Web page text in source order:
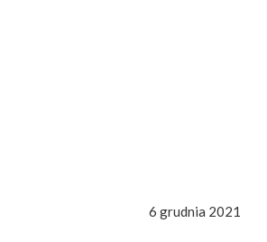
6 grudnia 2021